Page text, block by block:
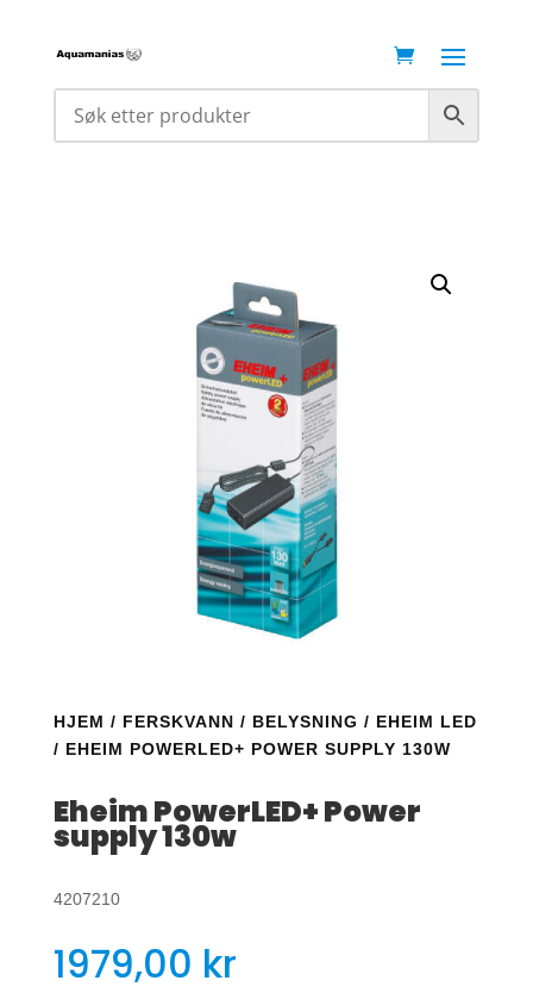
HJEM / FERSKVANN / BELYSNING / EHEIM LED
/ EHEIM POWERLED+ POWER SUPPLY 130W
Eheim PowerLED+ Power
supply 130w
4207210
1979,00 kr